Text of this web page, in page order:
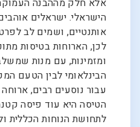
הישראלי. ישראלים
אותנטיים, ושמים לב
לכן, הארוחות בטיסות
ומזמינות, עם מנות
הבינלאומי לבין הטעם
עבור נוסעים רבים,
הטיסה היא עוד פיסה
לתחושת הנוחות הכללית